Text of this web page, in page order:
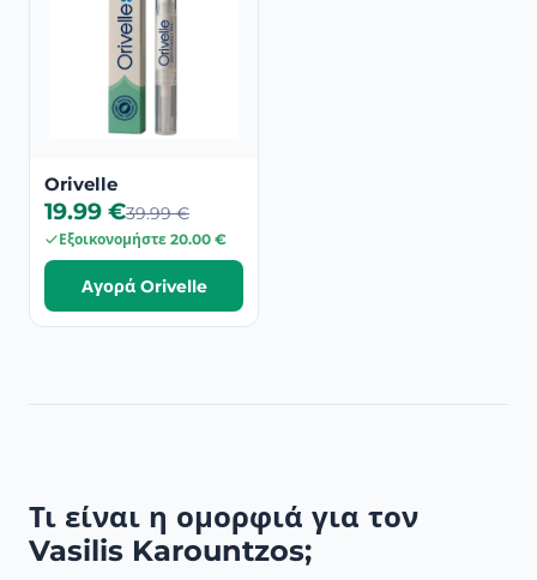
Orivelle
19.99 €39.99 €
Εξοικονομήστε 20.00 €
Αγορά Orivelle
Τι είναι η ομορφιά για τον
Vasilis Karountzos;